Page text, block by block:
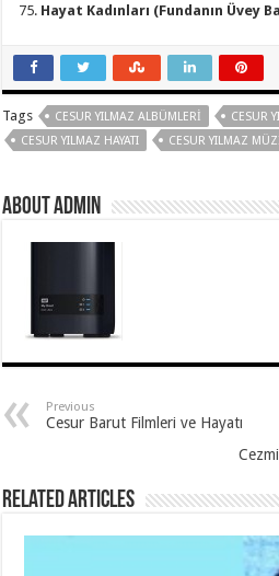
Hayat Kadınları (Fundanın Üvey
Tags CESUR YILMAZ ALBÜMLERI
CESUR
CESUR YILMAZ HAYATI
CESUR YILMAZ
About Admin
Previous
Cesur Barut Filmleri ve Hayatı
Related Articles